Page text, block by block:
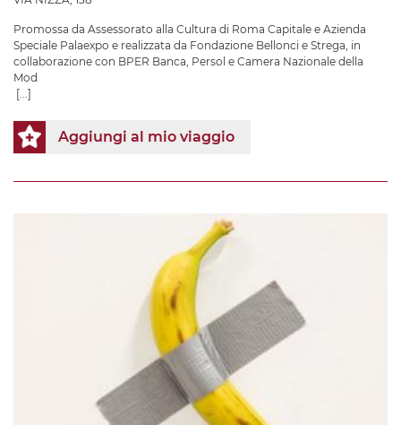
Promossa da Assessorato alla Cultura di Roma Capitale e Azienda
Speciale Palaexpo e realizzata da Fondazione Bellonci e Strega, in
collaborazione con BPER Banca, Persol e Camera Nazionale della
Mod
[...]
Aggiungi al mio viaggio